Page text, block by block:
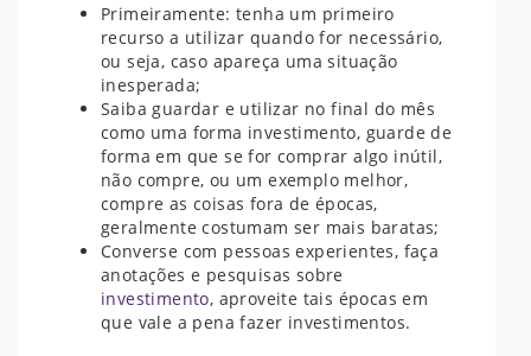
Primeiramente: tenha um primeiro
recurso a utilizar quando for necessário,
ou seja, caso apareça uma situação
inesperada;
Saiba guardar e utilizar no final do mês
como uma forma investimento, guarde de
forma em que se for comprar algo inútil,
não compre, ou um exemplo melhor,
compre as coisas fora de épocas,
geralmente costumam ser mais baratas;
Converse com pessoas experientes, faça
anotações e pesquisas sobre
investimento, aproveite tais épocas em
que vale a pena fazer investimentos.